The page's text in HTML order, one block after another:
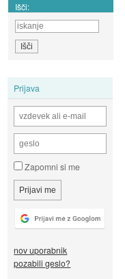
Išči:
Prijava
Zapomni si me
nov uporabnik
pozabili geslo?